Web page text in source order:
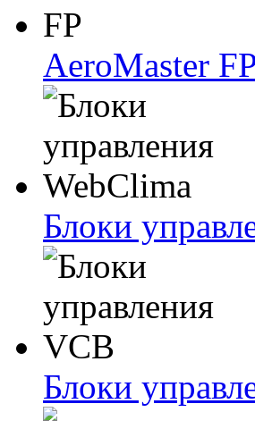
AeroMaster
Блоки
Блоки